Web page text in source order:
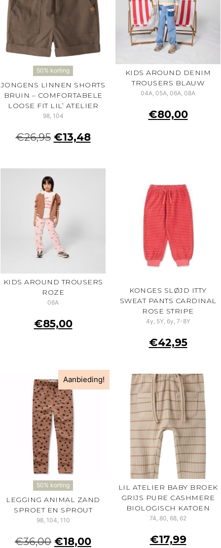
50% korting
JONGENS LINNEN SHORTS
BRUIN – COMFORTABELE
LOOSE FIT LIL’ ATELIER
98, 104
€26,95 €13,48
KIDS AROUND DENIM
TROUSERS BLAUW
04A, 05A, 06A, 08A
€80,00
KIDS AROUND TROUSERS
ROZE
06A
€85,00
KONGES SLØJD ITTY
SWEAT PANTS CARDINAL
ROSE STRIPE
4y, 5Y, 6y, 7-8Y
€42,95
Aanbieding!
50% korting
LEGGING ANIMAL ZAND
SPROET EN SPROUT
98, 104, 110
€36,00 €18,00
LIL ATELIER BABY BROEK
GRIJS PURE CASHMERE
BIOLOGISCH KATOEN
74, 80, 68, 62
€17,99